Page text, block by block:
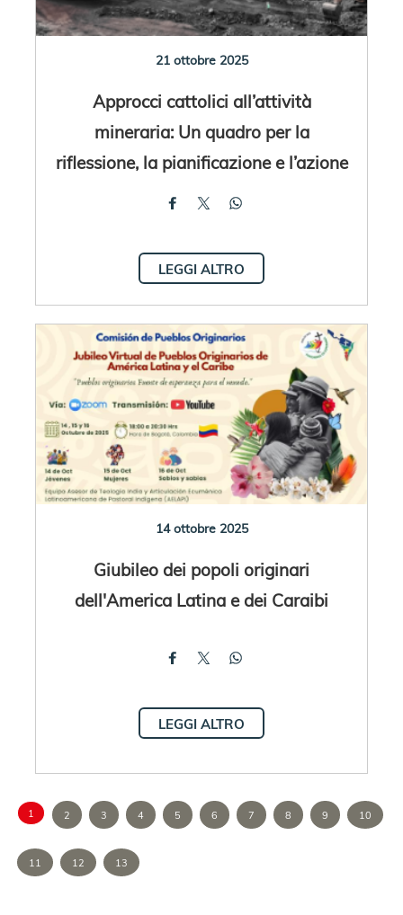
21 ottobre 2025
Approcci cattolici all’attività
mineraria: Un quadro per la
riflessione, la pianificazione e l’azione
LEGGI ALTRO
14 ottobre 2025
Giubileo dei popoli originari
dell'America Latina e dei Caraibi
LEGGI ALTRO
1 2 3 4 5 6 7 8 9 10
11 12 13